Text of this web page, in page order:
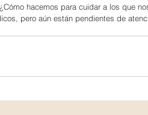
hacemos para cuidar a los que
pero aún están pendientes de